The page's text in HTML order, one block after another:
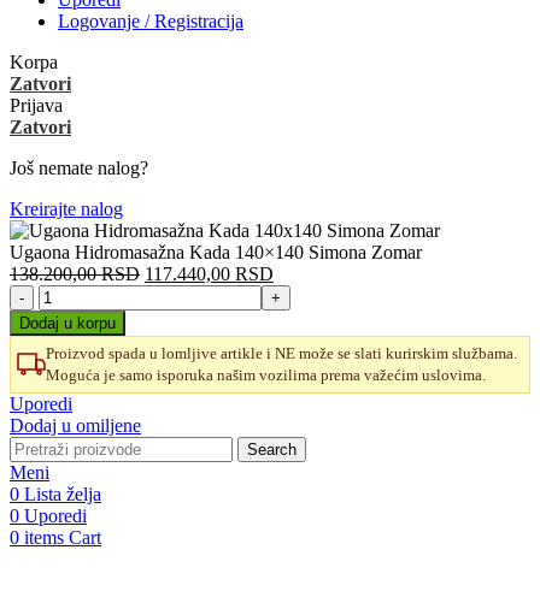
Logovanje / Registracija
Korpa
Zatvori
Prijava
Zatvori
Još nemate nalog?
Kreirajte nalog
Ugaona Hidromasažna Kada 140×140 Simona Zomar
138.200,00RSD Originalna
je
bila:
138.200,00 RSD.
117.440,00 RSD
cena
je:
117.440,00 RSD.
Ugaona
Hidromasažna
Kada
140x140
Simona
Zomar
količina
Dodaj u korpu
Proizvod spada u lomljive artikle i NE može se slati kurirskim službama.
Moguća je samo isporuka našim vozilima prema važećim uslovima.
Uporedi
Dodaj u omiljene
Search
Meni
0 Lista želja
0 Uporedi
0 items Cart